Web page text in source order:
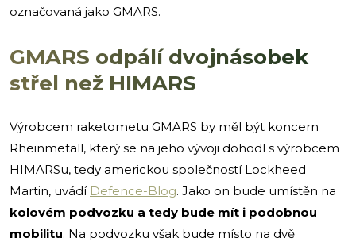
označovaná jako GMARS.
GMARS odpálí dvojnásobek
střel než HIMARS
Výrobcem raketometu GMARS by měl být koncern
Rheinmetall, který se na jeho vývoji dohodl s výrobcem
HIMARSu, tedy americkou společností Lockheed
Martin, uvádí Defence-Blog. Jako on bude umístěn na
kolovém podvozku a tedy bude mít i podobnou
mobilitu. Na podvozku však bude místo na dvě